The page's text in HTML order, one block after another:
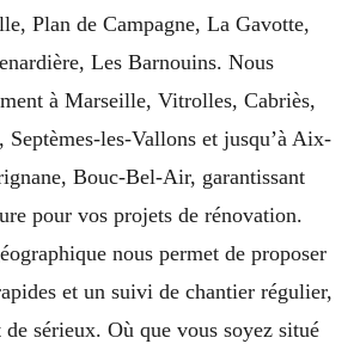
Plan de Campagne, La Gavotte,
Les Barnouins. Nous
à Marseille, Vitrolles, Cabriès,
les-Vallons et jusqu’à Aix-
Bouc-Bel-Air, garantissant
pour vos projets de rénovation.
nous permet de proposer
et un suivi de chantier régulier,
de sérieux. Où que vous soyez situé